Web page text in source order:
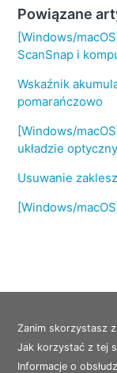
Powiązane
[Windows/
ScanSnap i
Wskaźnik
pomarańczowo
[Windows/
układzie
Usuwanie
[Windows/
Zanim skorzystasz
Jak korzystać z tej
Informacje o